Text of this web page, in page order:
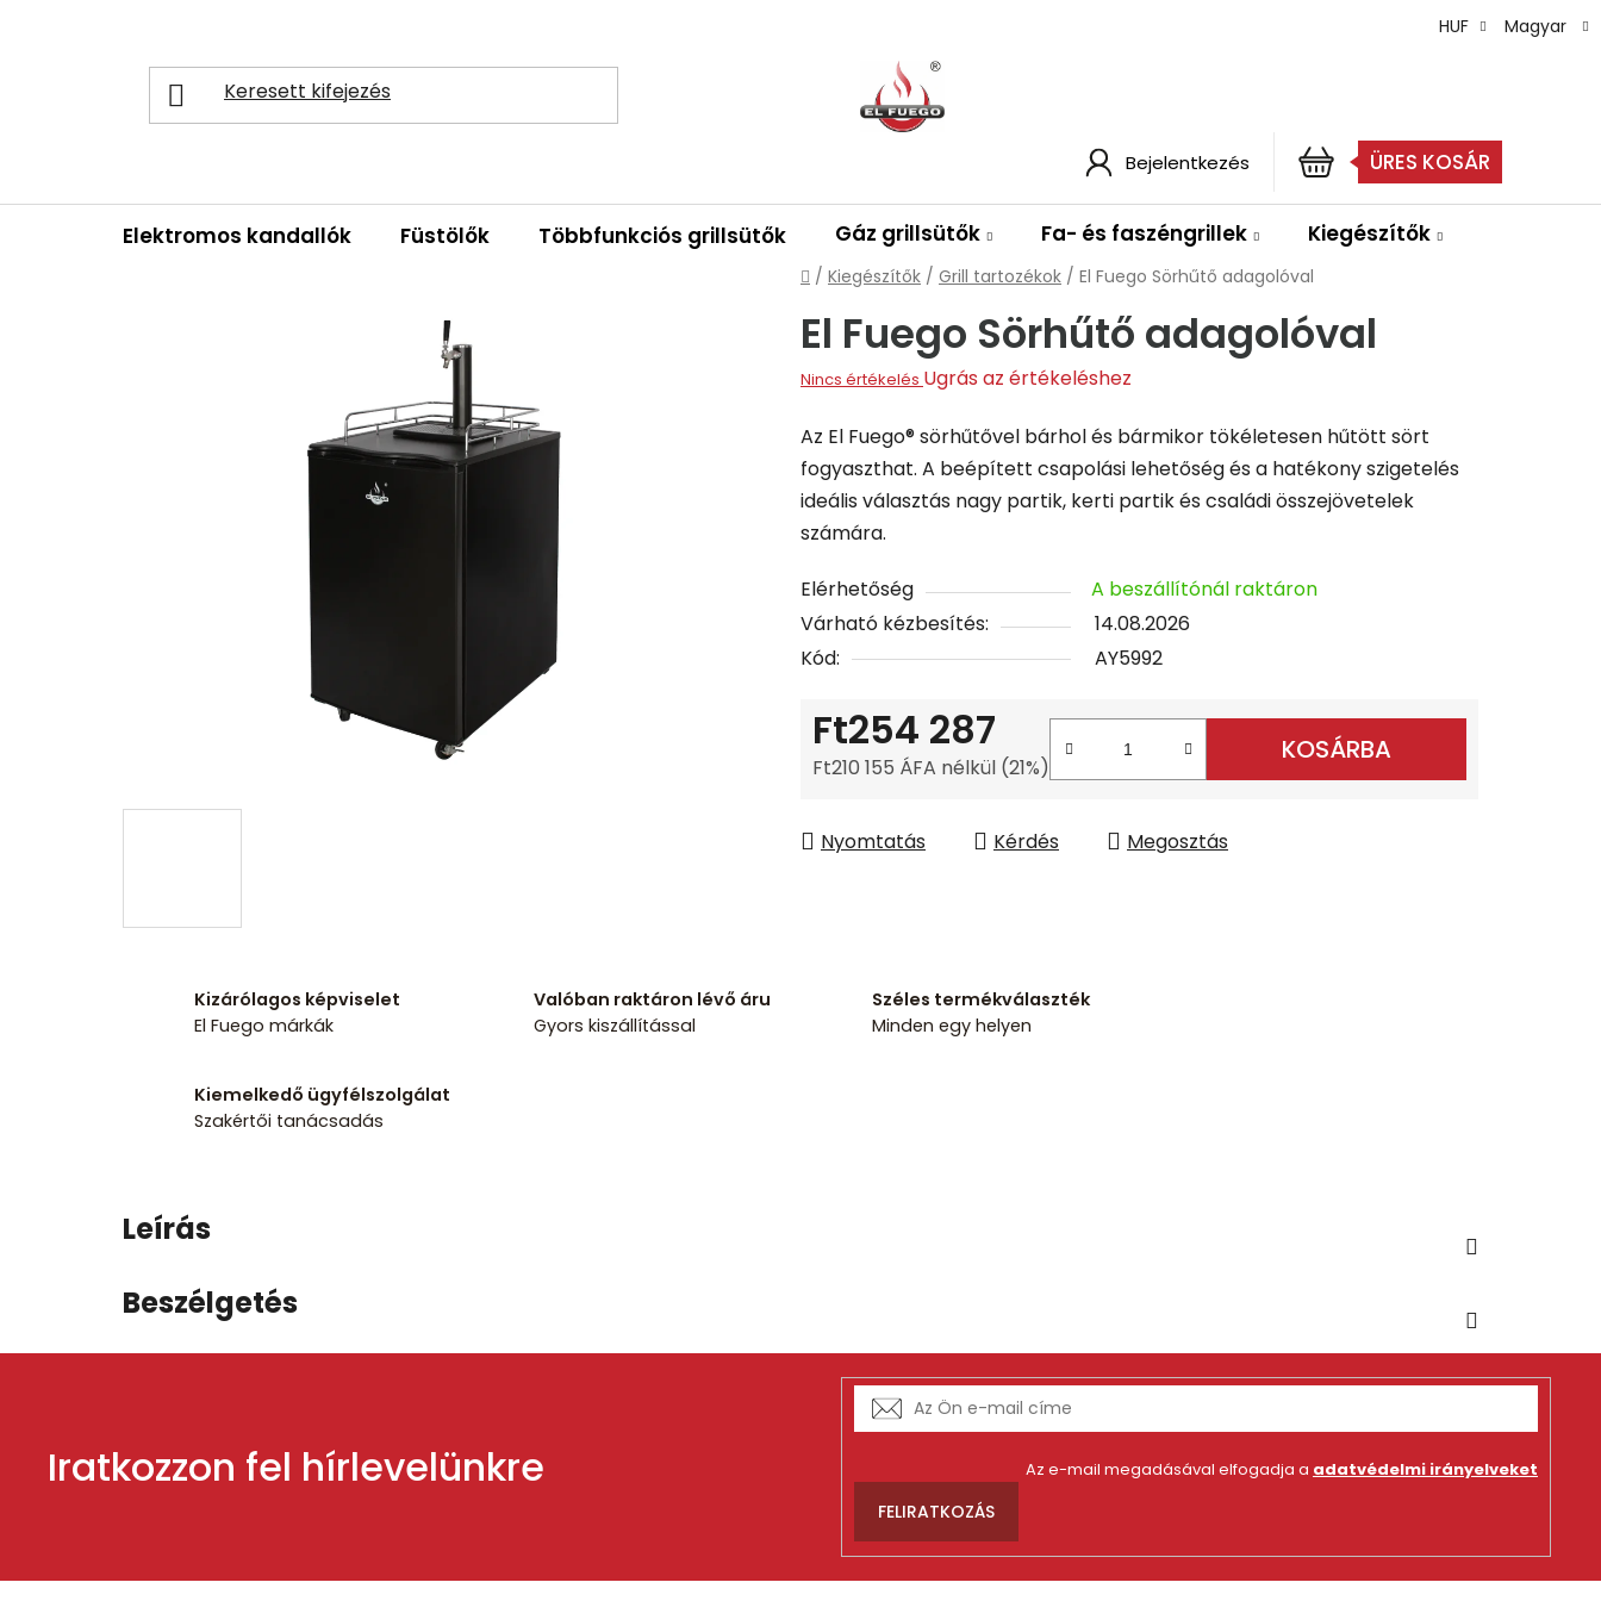
HUF Magyar
Bejelentkezés KOSÁR ÜRES KOSÁR
Elektromos kandallók Füstölők Többfunkciós grillsütők Gáz grillsütők Fa- és faszéngrillek Kiegészítők
Kezdőlap
/ Kiegészítők / Grill tartozékok / El Fuego Sörhűtő adagolóval
El Fuego Sörhűtő adagolóval
A
átlagos
értékelése
5-
ből
csillag.
Nincs értékelés Ugrás az értékeléshez
Az El Fuego® sörhűtővel bárhol és bármikor tökéletesen hűtött sört
fogyaszthat. A beépített csapolási lehetőség és a hatékony szigetelés
ideális választás nagy partik, kerti partik és családi összejövetelek
számára.
Elérhetőség
A beszállítónál raktáron
Várható kézbesítés:
14.08.2026
Kód:
AY5992
Ft254 287
Ft210 155 ÁFA nélkül (21%)
KOSÁRBA
Nyomtatás Kérdés Megosztás
Kizárólagos képviselet
El Fuego márkák
Valóban raktáron lévő áru
Gyors kiszállítással
Széles termékválaszték
Minden egy helyen
Kiemelkedő ügyfélszolgálat
Szakértői tanácsadás
Leírás
Beszélgetés
Iratkozzon fel hírlevelünkre Az e-mail megadásával elfogadja a adatvédelmi irányelveket
FELIRATKOZÁS